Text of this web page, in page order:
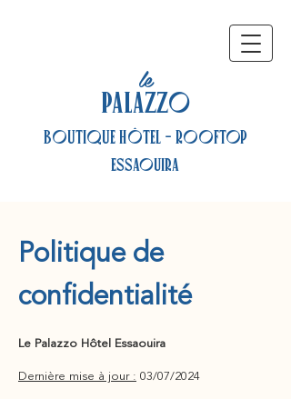
le
PALAZZO
BOUTIQUE HÔTEL - ROOFTOP
Essaouira
Politique de
confidentialité
Le Palazzo Hôtel Essaouira
Dernière mise à jour : 03/07/2024